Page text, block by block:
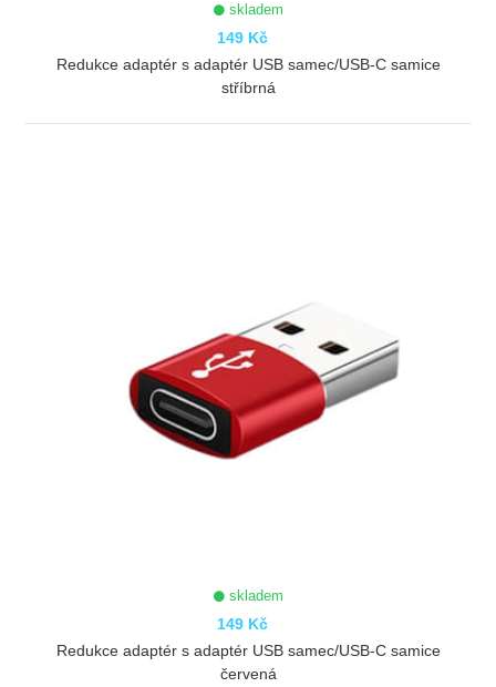
skladem
149 Kč
Redukce adaptér s adaptér USB samec/USB-C samice
stříbrná
skladem
149 Kč
Redukce adaptér s adaptér USB samec/USB-C samice
červená